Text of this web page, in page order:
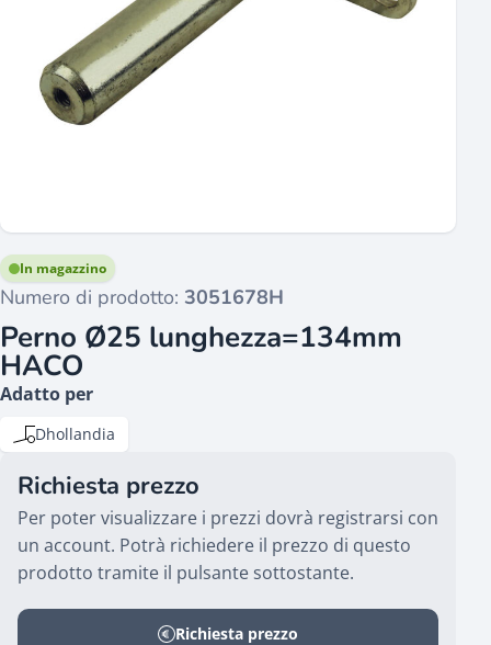
Numero di prodotto: 3051678H
In magazzino
Perno Ø25 lunghezza=134mm
HACO
Adatto per
Dhollandia
Richiesta prezzo
Per poter visualizzare i prezzi dovrà registrarsi con
un account. Potrà richiedere il prezzo di questo
prodotto tramite il pulsante sottostante.
Richiesta prezzo